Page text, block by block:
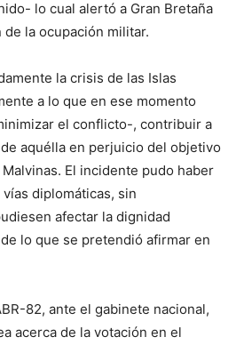
lo cual alertó a Gran Bretaña
la ocupación militar.
la crisis de las Islas
a lo que en ese momento
el conflicto-, contribuir a
aquélla en perjuicio del objetivo
El incidente pudo haber
diplomáticas, sin
afectar la dignidad
lo que se pretendió afirmar en
82, ante el gabinete nacional,
acerca de la votación en el